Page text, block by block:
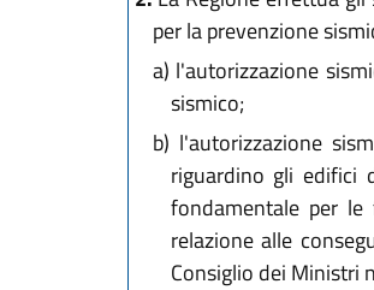
per la prevenzione
a) l'autorizzazione
sismico;
b) l'autorizzazione
riguardino gli edifici
fondamentale per
relazione alle
Consiglio dei Ministri